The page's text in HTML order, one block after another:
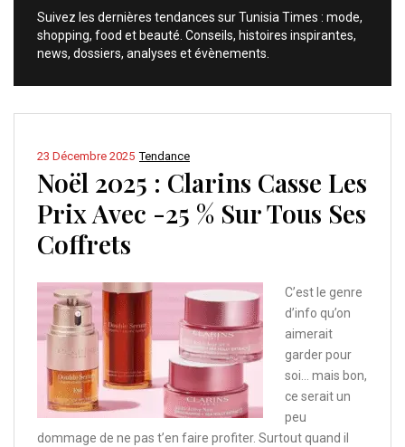
Suivez les dernières tendances sur Tunisia Times : mode,
shopping, food et beauté. Conseils, histoires inspirantes,
news, dossiers, analyses et évènements.
Tendance
23 Décembre 2025
Noël 2025 : Clarins Casse Les
Prix Avec -25 % Sur Tous Ses
Coffrets
C’est le genre
d’info qu’on
aimerait
garder pour
soi… mais bon,
ce serait un
peu
dommage de ne pas t’en faire profiter. Surtout quand il